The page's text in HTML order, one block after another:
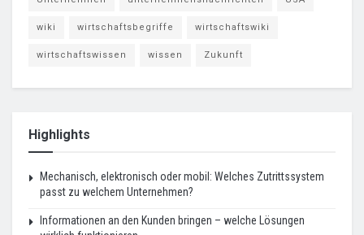
wiki wirtschaftsbegriffe wirtschaftswiki
wirtschaftswissen wissen Zukunft
Highlights
Mechanisch, elektronisch oder mobil: Welches Zutrittssystem
passt zu welchem Unternehmen?
Informationen an den Kunden bringen – welche Lösungen